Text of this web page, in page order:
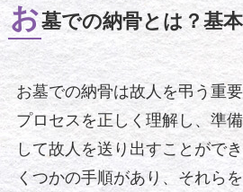
お墓での納骨とは？基
お墓での納骨は故人を弔う重
プロセスを正しく理解し、準
して故人を送り出すことがで
くつかの手順があり、それら